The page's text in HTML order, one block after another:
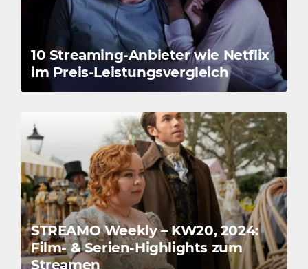
10 Streaming-Anbieter wie Netflix
im Preis-Leistungsvergleich
STREAMO Weekly – KW20, 2024:
Film- & Serien-Highlights zum
Streamen